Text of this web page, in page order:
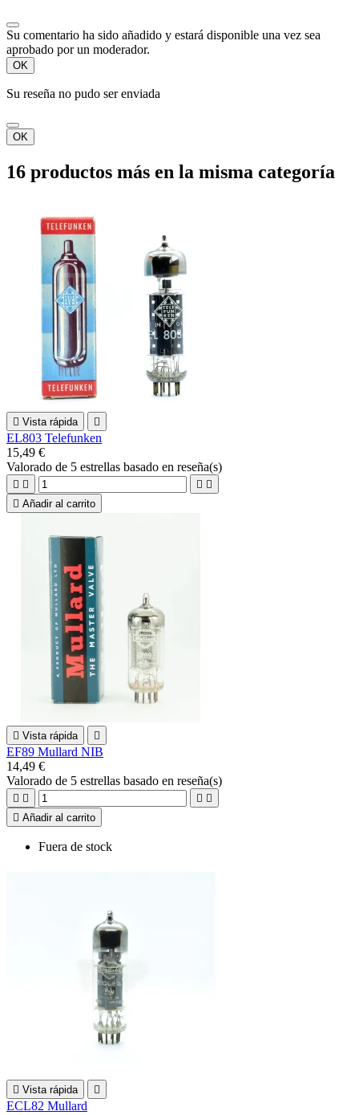
Su comentario ha sido añadido y estará disponible una vez sea
aprobado por un moderador.
OK
Su reseña no pudo ser enviada
OK
16 productos más en la misma categoría
 Vista rápida 
EL803 Telefunken
15,49 €
Valorado de 5 estrellas basado en reseña(s)
   
 Añadir al carrito
 Vista rápida 
EF89 Mullard NIB
14,49 €
Valorado de 5 estrellas basado en reseña(s)
   
 Añadir al carrito
Fuera de stock
 Vista rápida 
ECL82 Mullard